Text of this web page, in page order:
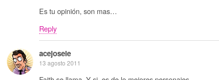
Es tu opinión, son mas…
Reply
acejosele
13 agosto 2011